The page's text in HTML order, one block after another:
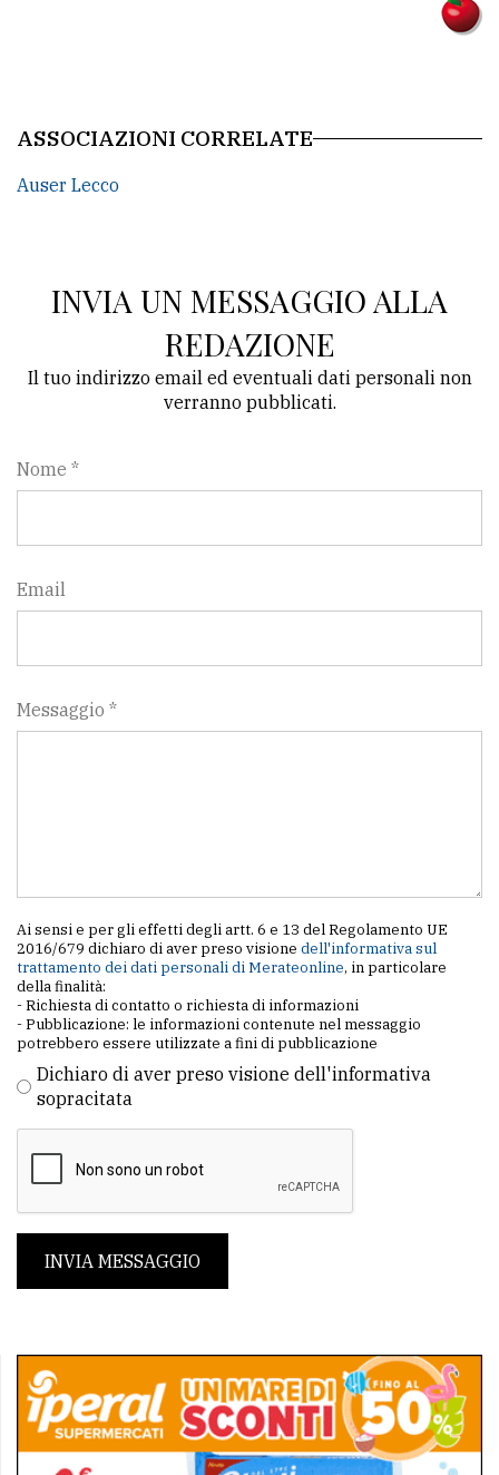
ASSOCIAZIONI CORRELATE
Auser Lecco
INVIA UN MESSAGGIO ALLA
REDAZIONE
Il tuo indirizzo email ed eventuali dati personali non
verranno pubblicati.
Nome *
Email
Messaggio *
Ai sensi e per gli effetti degli artt. 6 e 13 del Regolamento UE
2016/679 dichiaro di aver preso visione dell'informativa sul
trattamento dei dati personali di Merateonline, in particolare
della finalità:
- Richiesta di contatto o richiesta di informazioni
- Pubblicazione: le informazioni contenute nel messaggio
potrebbero essere utilizzate a fini di pubblicazione
Dichiaro di aver preso visione dell'informativa
sopracitata
INVIA MESSAGGIO